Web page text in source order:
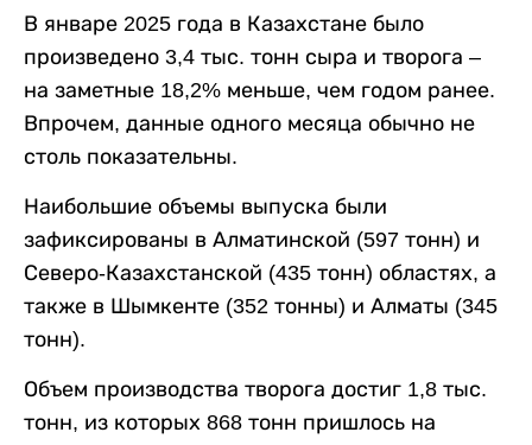
В январе 2025 года в Казахстане было
произведено 3,4 тыс. тонн сыра и творога –
на заметные 18,2% меньше, чем годом ранее.
Впрочем, данные одного месяца обычно не
столь показательны.
Наибольшие объемы выпуска были
зафиксированы в Алматинской (597 тонн) и
Северо-Казахстанской (435 тонн) областях, а
также в Шымкенте (352 тонны) и Алматы (345
тонн).
Объем производства творога достиг 1,8 тыс.
тонн, из которых 868 тонн пришлось на